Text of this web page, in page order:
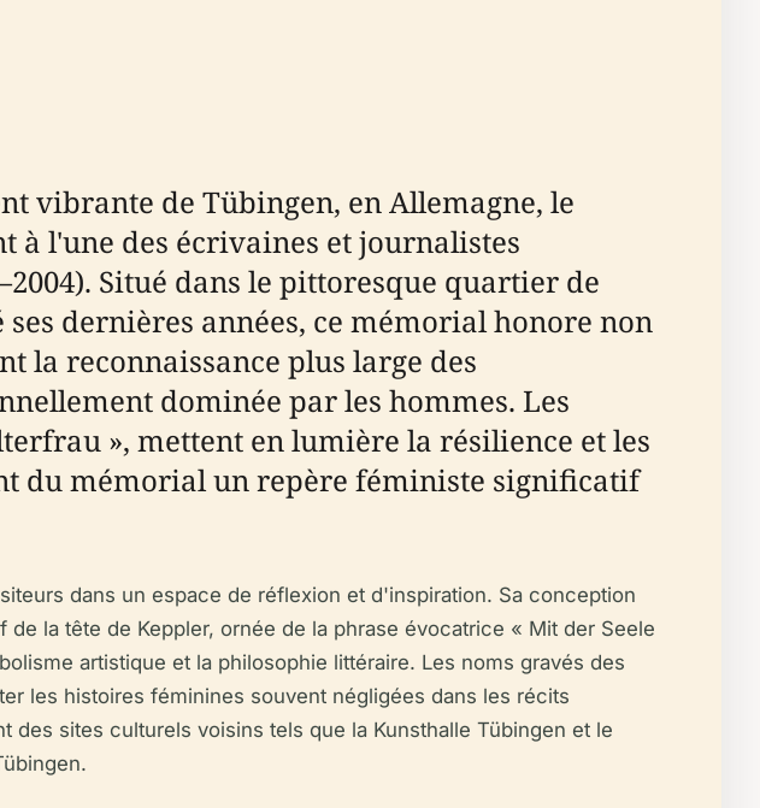
vibrante de Tübingen, en Allemagne, le
à l'une des écrivaines et journalistes
Situé dans le pittoresque quartier de
dernières années, ce mémorial honore non
la reconnaissance plus large des
dominée par les hommes. Les
», mettent en lumière la résilience et les
du mémorial un repère féministe significatif
dans un espace de réflexion et d'inspiration. Sa conception
la tête de Keppler, ornée de la phrase évocatrice « Mit der Seele
artistique et la philosophie littéraire. Les noms gravés des
les histoires féminines souvent négligées dans les récits
sites culturels voisins tels que la Kunsthalle Tübingen et le